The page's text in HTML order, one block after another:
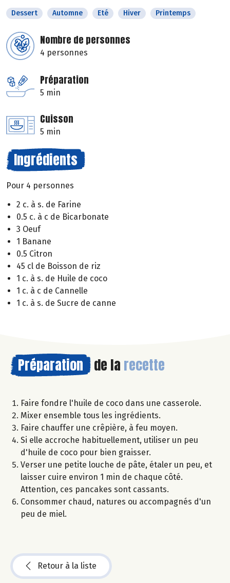
Dessert Automne Eté Hiver Printemps
Nombre de personnes
4 personnes
Préparation
5 min
Cuisson
5 min
Ingrédients
Pour 4 personnes
2 c. à s. de Farine
0.5 c. à c de Bicarbonate
3 Oeuf
1 Banane
0.5 Citron
45 cl de Boisson de riz
1 c. à s. de Huile de coco
1 c. à c de Cannelle
1 c. à s. de Sucre de canne
Préparation de la recette
Faire fondre l'huile de coco dans une casserole.
Mixer ensemble tous les ingrédients.
Faire chauffer une crêpière, à feu moyen.
Si elle accroche habituellement, utiliser un peu
d'huile de coco pour bien graisser.
Verser une petite louche de pâte, étaler un peu, et
laisser cuire environ 1 min de chaque côté.
Attention, ces pancakes sont cassants.
Consommer chaud, natures ou accompagnés d'un
peu de miel.
Retour à la liste